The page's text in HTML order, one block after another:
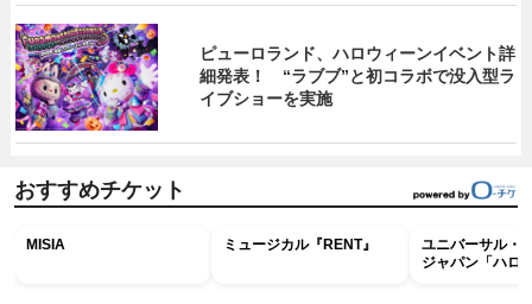
ピューロランド、ハロウィーンイベント詳
細発表！ “ラブブ”と初コラボで没入型ラ
イブショーを実施
おすすめチケット
MISIA ミュージカル『RENT』
ユニバーサル・
ジャパン「ハロ